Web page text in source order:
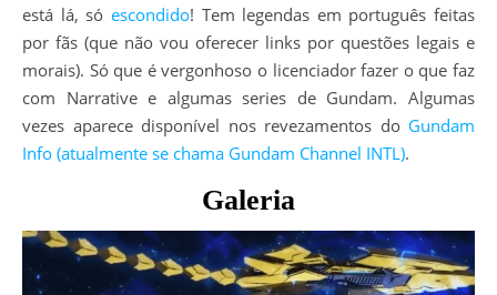
está lá, só escondido! Tem legendas em português feitas
por fãs (que não vou oferecer links por questões legais e
morais). Só que é vergonhoso o licenciador fazer o que faz
com Narrative e algumas series de Gundam. Algumas
vezes aparece disponível nos revezamentos do Gundam
Info (atualmente se chama Gundam Channel INTL).
Galeria